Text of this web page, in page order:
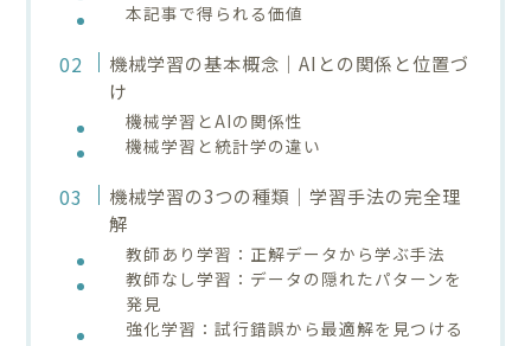
本記事で得られる価値
機械学習の基本概念｜AIとの関係と位置づ
け
機械学習とAIの関係性
機械学習と統計学の違い
機械学習の3つの種類｜学習手法の完全理
解
教師あり学習：正解データから学ぶ手法
教師なし学習：データの隠れたパターンを
発見
強化学習：試行錯誤から最適解を見つける